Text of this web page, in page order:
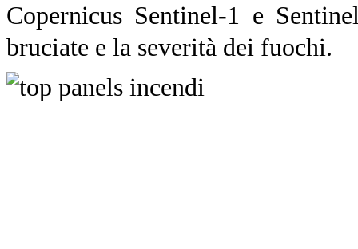
Copernicus Sentinel-1 e
bruciate e la severità dei fuochi.